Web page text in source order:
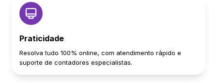
Praticidade
Resolva tudo 100% online, com atendimento rápido e
suporte de contadores especialistas.